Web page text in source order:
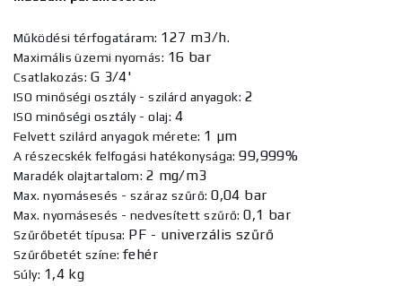
Működési térfogatáram: 127 m3/h.
Maximális üzemi nyomás: 16 bar
Csatlakozás: G 3/4'
ISO minőségi osztály - szilárd anyagok: 2
ISO minőségi osztály - olaj: 4
Felvett szilárd anyagok mérete: 1 µm
A részecskék felfogási hatékonysága:99,999%
Maradék olajtartalom: 2 mg/m3
Max. nyomásesés - száraz szűrő:0,04 bar
Max. nyomásesés - nedvesített szűrő:0,1 bar
Szűrőbetét típusa: PF - univerzális szűrő
Szűrőbetét színe:fehér
Súly: 1,4 kg